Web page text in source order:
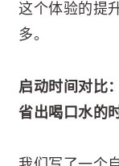
这个体验的提
多。
启动时间对比
省出喝口水的